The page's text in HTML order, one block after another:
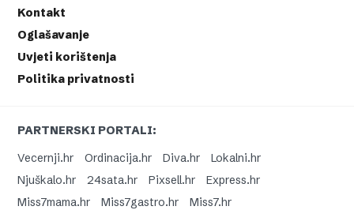
Kontakt
Oglašavanje
Uvjeti korištenja
Politika privatnosti
PARTNERSKI PORTALI:
Vecernji.hr
Ordinacija.hr Diva.hr
Lokalni.hr
Njuškalo.hr
24sata.hr Pixsell.hr
Express.hr
Miss7mama.hr
Miss7gastro.hr
Miss7.hr